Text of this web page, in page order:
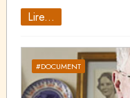
Lire...
#DOCUMENT